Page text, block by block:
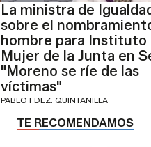
La ministra de
sobre el
hombre para Instituto
Mujer de la Junta en
"Moreno se ríe de las
víctimas"
PABLO FDEZ. QUINTANILLA